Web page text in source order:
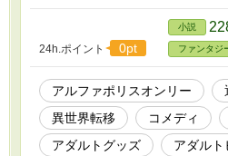
FA○○A動画が視界に流れていたから
て誰よりも何よりも俺の味方でいて
る北翔は、日本にいた時よりもずっと
を異世界に轟かせようと心に決めた。
駆使して異世界で商売を始めた北翔
業員のローズマリーや一癖も二癖もあ
FA○○A商会を拡大し、稀有なスキルと
へと成り上がる。 …。 ……。 ………。
行動はいつだってブレない。 その根
と感謝である。
24h.ポイント 0pt
小説
ファンタジ
アルファポリスオンリー
異世界転移
コメディ
アダルトグッズ
アダルト